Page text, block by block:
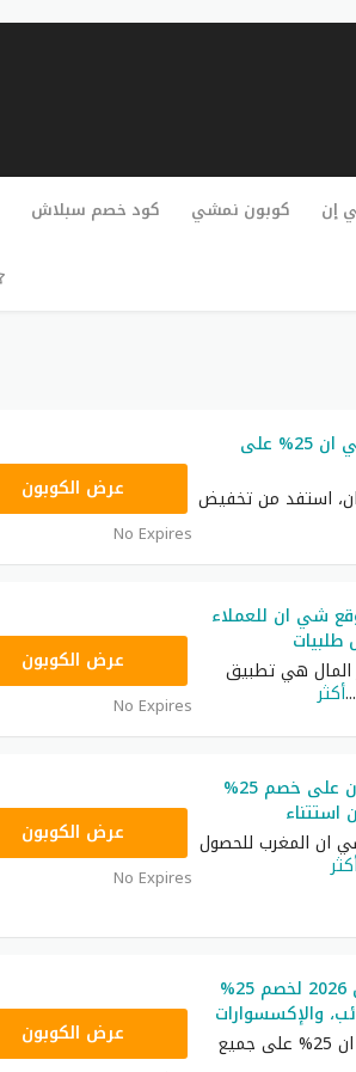
إن كوبون نمشي كود خصم سبلاش
أقوى كود خصم شي ان 25% على
استفد من تخفيض
عرض الكوبون
No Expires
شي ان للعملاء
المال هي تطبيق
...أكثر
عرض الكوبون
No Expires
كوبون خصم شي ان على خصم 25%
استتناء
ان المغرب للحصول
عرض الكوبون
No Expires
رمز ترويجي شي ان 2026 لخصم 25%
والإكسسوارات
أكبر كود خصم شي ان 25% على جميع
عرض الكوبون